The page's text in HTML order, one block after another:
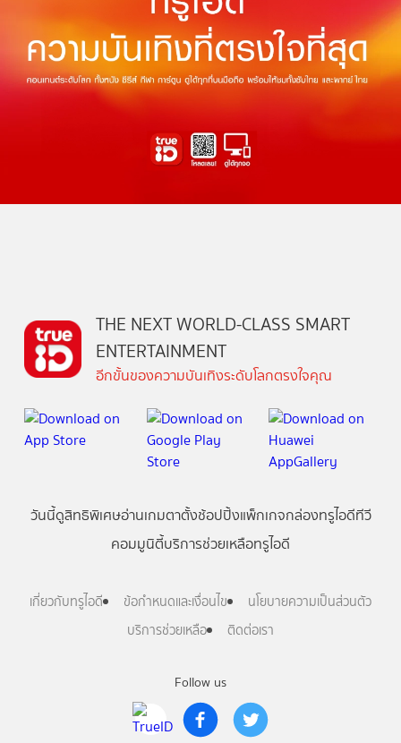
Follow us
THE NEXT WORLD-CLASS SMART
ENTERTAINMENT
อีกขั้นของความบันเทิงระดับโลกตรงใจคุณ
วันนี้ดูสิทธิพิเศษอ่านเกมตาตั้งช้อปปิ้งแพ็กเกจกล่องทรูไอดีทีวี
คอมมูนิตี้บริการช่วยเหลือทรูไอดี
เกี่ยวกับทรูไอดี ข้อกำหนดและเงื่อนไข
นโยบายความเป็นส่วนตัว
บริการช่วยเหลือ
ติดต่อเรา